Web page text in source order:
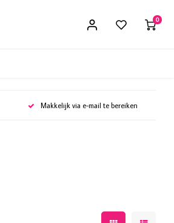
0
Makkelijk via e-mail te bereiken